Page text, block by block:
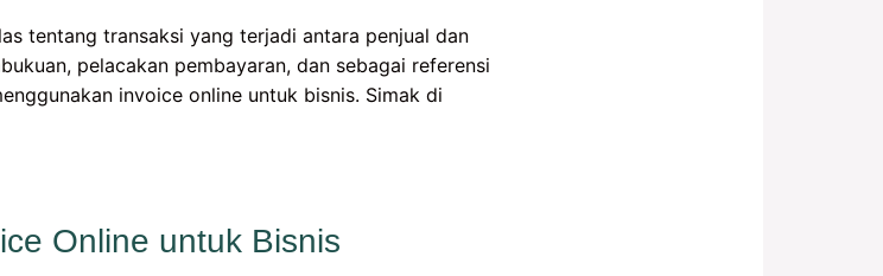
tentang transaksi yang terjadi antara penjual dan
pelacakan pembayaran, dan sebagai referensi
invoice online untuk bisnis. Simak di
Online untuk Bisnis